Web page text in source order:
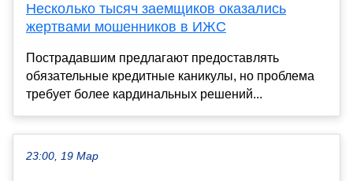
Несколько тысяч заемщиков оказались
жертвами мошенников в ИЖС
Пострадавшим предлагают предоставлять
обязательные кредитные каникулы, но проблема
требует более кардинальных решений...
23:00, 19 Мар